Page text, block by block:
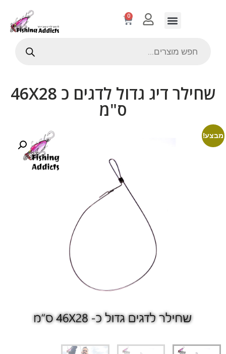
0
שחילר דיג גדול לדגים כ 46X28
ס"מ
מבצע!